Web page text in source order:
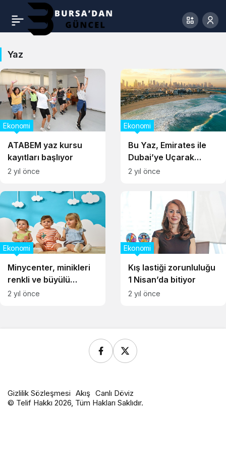
Yaz
ATABEM yaz kursu
kayıtları başlıyor
Ekonomi
2 yıl önce
Bu Yaz, Emirates ile
Dubai’ye Uçarak
Şehrin En Heyecan
Özel Ayrıcalıklarla
Ekonomi
2 yıl önce
Minycenter, minikleri
renkli ve büyülü
dünyasına davet
Ekonomi
2 yıl önce
Kış lastiği zorunluluğu
1 Nisan’da bitiyor
Ekonomi
2 yıl önce
Gizlilik Sözleşmesi Akış Canlı Döviz
© Telif Hakkı 2026, Tüm Hakları Saklıdır.